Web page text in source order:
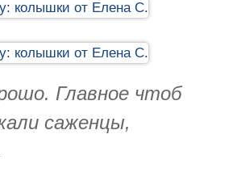
Главное чтоб
саженцы,